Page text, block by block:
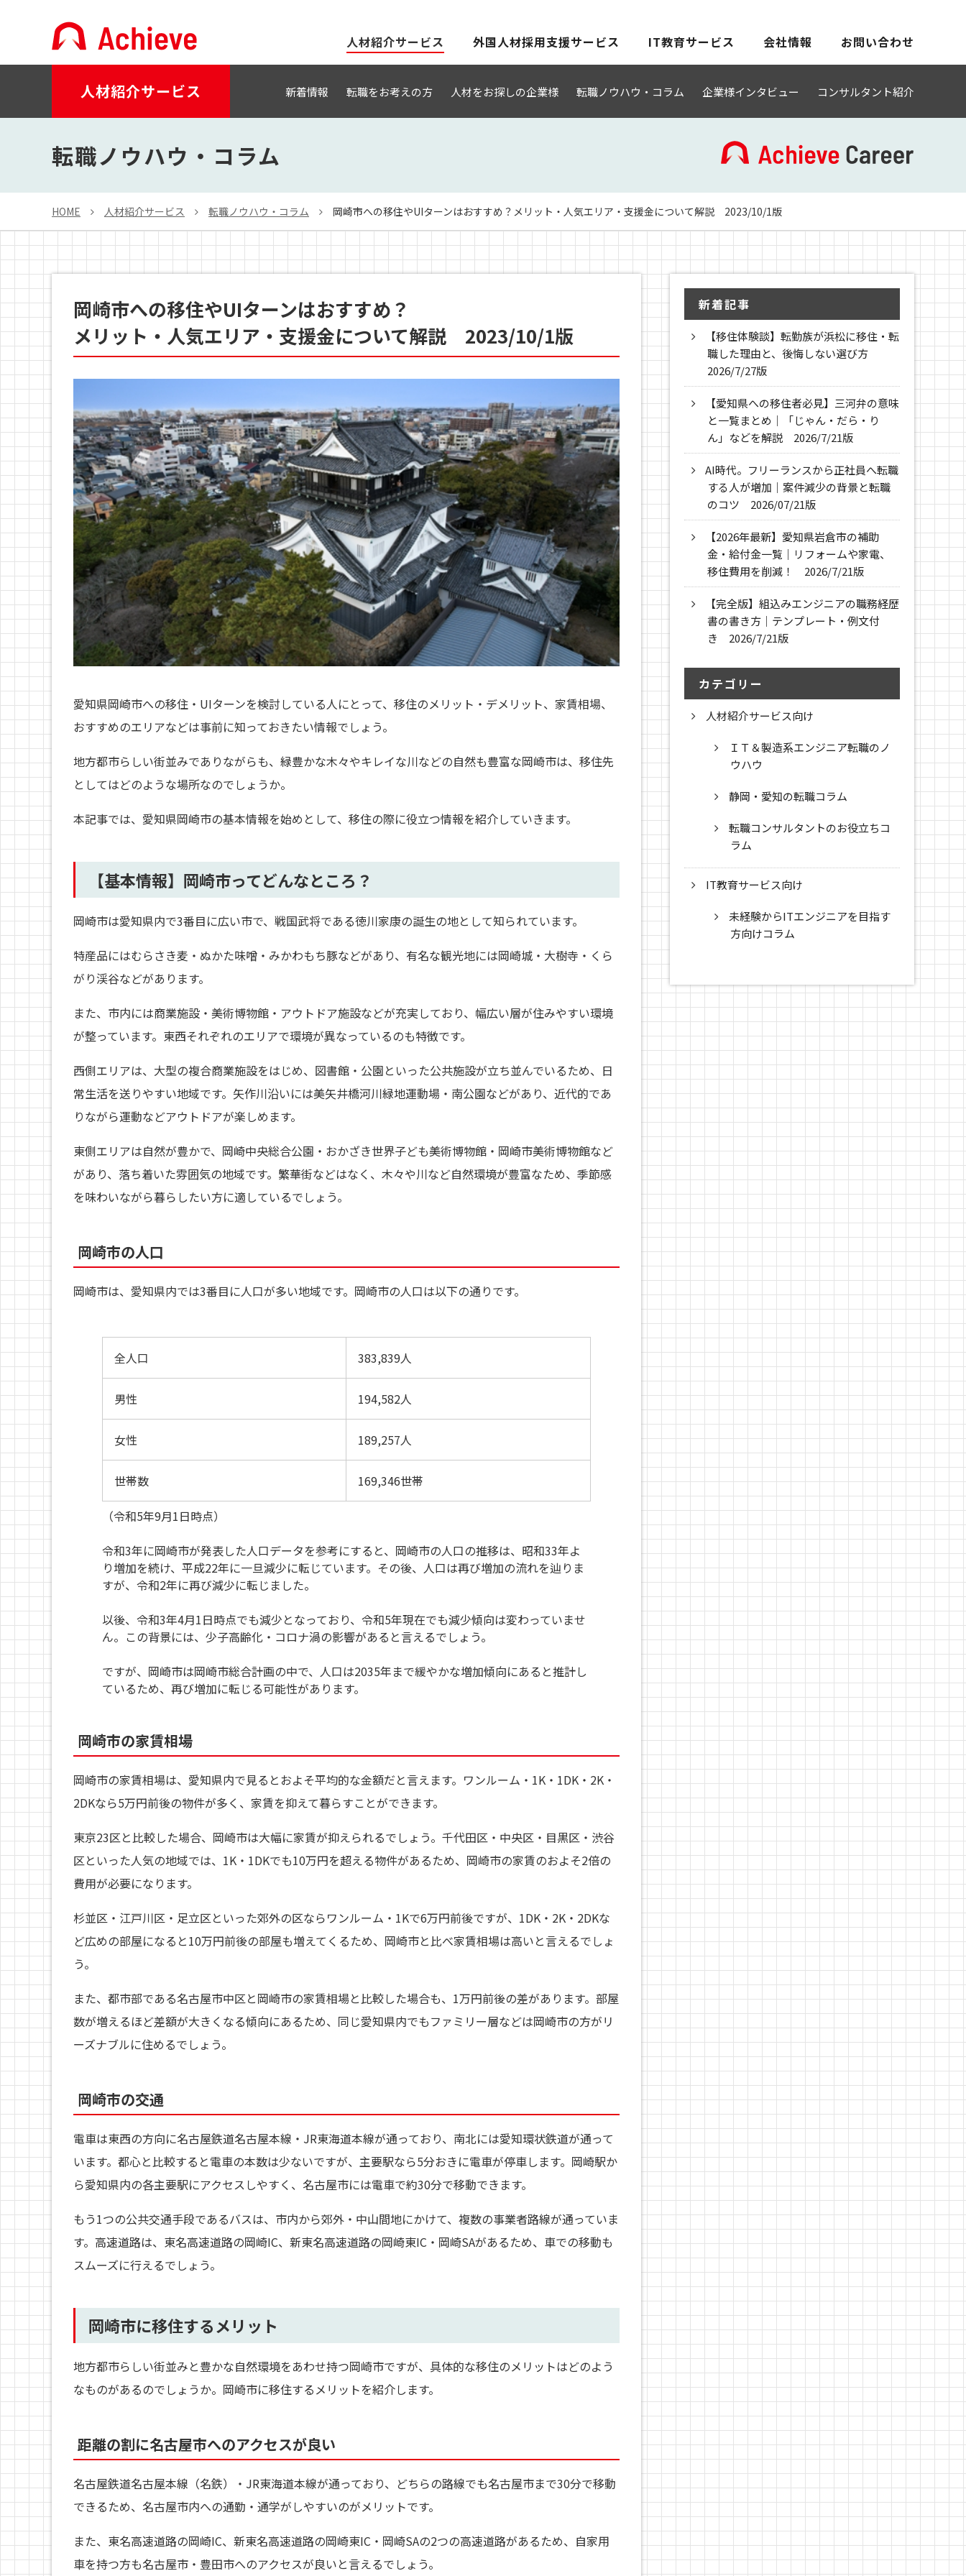
人材紹介サービス 外国人材採用支援サービス IT教育サービス 会社情報 お問い合わせ
人材紹介サービス 新着情報 転職をお考えの方 人材をお探しの企業様 転職ノウハウ・コラム 企業様インタビュー コンサルタント紹介
転職ノウハウ・コラム
HOME 人材紹介サービス 転職ノウハウ・コラム 岡崎市への移住やUIターンはおすすめ？メリット・人気エリア・支援金について解説 2023/10/1版
岡崎市への移住やUIターンはおすすめ？
メリット・人気エリア・支援金について解説 2023/10/1版
愛知県岡崎市への移住・UIターンを検討している人にとって、移住のメリット・デメリット、家賃相場、
おすすめのエリアなどは事前に知っておきたい情報でしょう。
地方都市らしい街並みでありながらも、緑豊かな木々やキレイな川などの自然も豊富な岡崎市は、移住先
としてはどのような場所なのでしょうか。
本記事では、愛知県岡崎市の基本情報を始めとして、移住の際に役立つ情報を紹介していきます。
【基本情報】 岡崎市ってどんなところ？
岡崎市は愛知県内で3番目に広い市で、戦国武将である徳川家康の誕生の地として知られています。
特産品にはむらさき麦・ぬかた味噌・みかわもち豚などがあり、有名な観光地には岡崎城・大樹寺・くら
がり渓谷などがあります。
また、市内には商業施設・美術博物館・アウトドア施設などが充実しており、幅広い層が住みやすい環境
が整っています。東西それぞれのエリアで環境が異なっているのも特徴です。
西側エリアは、大型の複合商業施設をはじめ、図書館・公園といった公共施設が立ち並んでいるため、日
常生活を送りやすい地域です。矢作川沿いには美矢井橋河川緑地運動場・南公園などがあり、近代的であ
りながら運動などアウトドアが楽しめます。
東側エリアは自然が豊かで、岡崎中央総合公園・おかざき世界子ども美術博物館・岡崎市美術博物館など
があり、落ち着いた雰囲気の地域です。繁華街などはなく、木々や川など自然環境が豊富なため、季節感
を味わいながら暮らしたい方に適しているでしょう。
岡崎市の人口
岡崎市は、愛知県内では3番目に人口が多い地域です。岡崎市の人口は以下の通りです。
全人口 383,839人
男性 194,582人
女性 189,257人
世帯数 169,346世帯
（令和5年9月1日時点）
令和3年に岡崎市が発表した人口データを参考にすると、岡崎市の人口の推移は、昭和33年よ
り増加を続け、平成22年に一旦減少に転じています。その後、人口は再び増加の流れを辿りま
すが、令和2年に再び減少に転じました。
以後、令和3年4月1日時点でも減少となっており、令和5年現在でも減少傾向は変わっていませ
ん。この背景には、少子高齢化・コロナ渦の影響があると言えるでしょう。
ですが、岡崎市は岡崎市総合計画の中で、人口は2035年まで緩やかな増加傾向にあると推計し
ているため、再び増加に転じる可能性があります。
岡崎市の家賃相場
岡崎市の家賃相場は、愛知県内で見るとおよそ平均的な金額だと言えます。ワンルーム・1K・1DK・2K・
2DKなら5万円前後の物件が多く、家賃を抑えて暮らすことができます。
東京23区と比較した場合、岡崎市は大幅に家賃が抑えられるでしょう。千代田区・中央区・目黒区・渋谷
区といった人気の地域では、1K・1DKでも10万円を超える物件があるため、岡崎市の家賃のおよそ2倍の
費用が必要になります。
杉並区・江戸川区・足立区といった郊外の区ならワンルーム・1Kで6万円前後ですが、1DK・2K・2DKな
ど広めの部屋になると10万円前後の部屋も増えてくるため、岡崎市と比べ家賃相場は高いと言えるでしょ
う。
また、都市部である名古屋市中区と岡崎市の家賃相場と比較した場合も、1万円前後の差があります。部屋
数が増えるほど差額が大きくなる傾向にあるため、同じ愛知県内でもファミリー層などは岡崎市の方がリ
ーズナブルに住めるでしょう。
岡崎市の交通
電車は東西の方向に名古屋鉄道名古屋本線・JR東海道本線が通っており、南北には愛知環状鉄道が通って
います。都心と比較すると電車の本数は少ないですが、主要駅なら5分おきに電車が停車します。岡崎駅か
ら愛知県内の各主要駅にアクセスしやすく、名古屋市には電車で約30分で移動できます。
もう1つの公共交通手段であるバスは、市内から郊外・中山間地にかけて、複数の事業者路線が通っていま
す。高速道路は、東名高速道路の岡崎IC、新東名高速道路の岡崎東IC・岡崎SAがあるため、車での移動も
スムーズに行えるでしょう。
岡崎市に移住するメリット
地方都市らしい街並みと豊かな自然環境をあわせ持つ岡崎市ですが、具体的な移住のメリットはどのよう
なものがあるのでしょうか。岡崎市に移住するメリットを紹介します。
距離の割に名古屋市へのアクセスが良い
名古屋鉄道名古屋本線（名鉄）・JR東海道本線が通っており、どちらの路線でも名古屋市まで30分で移動
できるため、名古屋市内への通勤・通学がしやすいのがメリットです。
また、東名高速道路の岡崎IC、新東名高速道路の岡崎東IC・岡崎SAの2つの高速道路があるため、自家用
車を持つ方も名古屋市・豊田市へのアクセスが良いと言えるでしょう。
新着記事
【移住体験談】転勤族が浜松に移住・転
職した理由と、後悔しない選び方
2026/7/27版
【愛知県への移住者必見】三河弁の意味
と一覧まとめ｜「じゃん・だら・り
ん」などを解説 2026/7/21版
AI時代。フリーランスから正社員へ転職
する人が増加｜案件減少の背景と転職
のコツ 2026/07/21版
【2026年最新】愛知県岩倉市の補助
金・給付金一覧｜リフォームや家電、
移住費用を削減！ 2026/7/21版
【完全版】組込みエンジニアの職務経歴
書の書き方｜テンプレート・例文付
き 2026/7/21版
カテゴリー
人材紹介サービス向け
ＩＴ＆製造系エンジニア転職のノ
ウハウ
静岡・愛知の転職コラム
転職コンサルタントのお役立ちコ
ラム
IT教育サービス向け
未経験からITエンジニアを目指す
方向けコラム